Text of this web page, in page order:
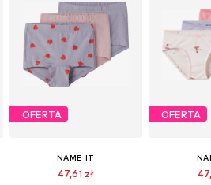
OFERTA
NAME IT
47,61 zł
OFERTA